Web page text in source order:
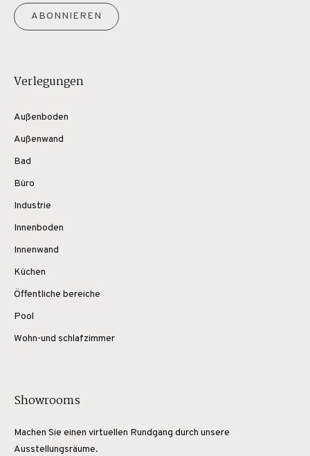
ABONNIEREN
Verlegungen
Außenboden
Außenwand
Bad
Büro
Industrie
Innenboden
Innenwand
Küchen
Öffentliche bereiche
Pool
Wohn-und schlafzimmer
Showrooms
Machen Sie einen virtuellen Rundgang durch unsere
Ausstellungsräume.